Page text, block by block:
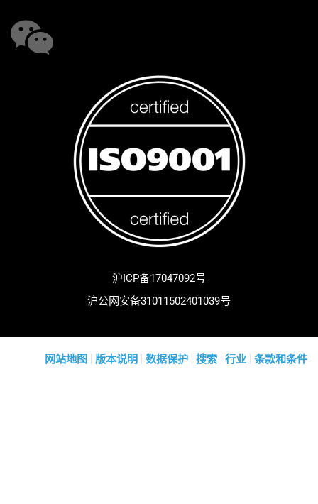
沪ICP备17047092号
沪公网安备31011502401039号
网站地图 版本说明 数据保护 搜索 行业 条款和条件